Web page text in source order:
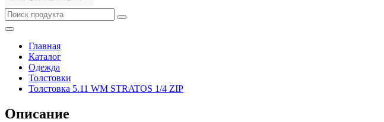
Главная
Каталог
Одежда
Толстовки
Толстовка 5.11 WM STRATOS 1/4 ZIP
Описание